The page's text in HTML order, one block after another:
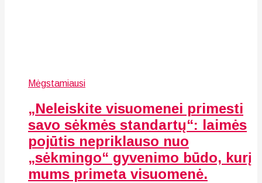
Mėgstamiausi
„Neleiskite visuomenei primesti
savo sėkmės standartų“: laimės
pojūtis nepriklauso nuo
„sėkmingo“ gyvenimo būdo, kurį
mums primeta visuomenė.